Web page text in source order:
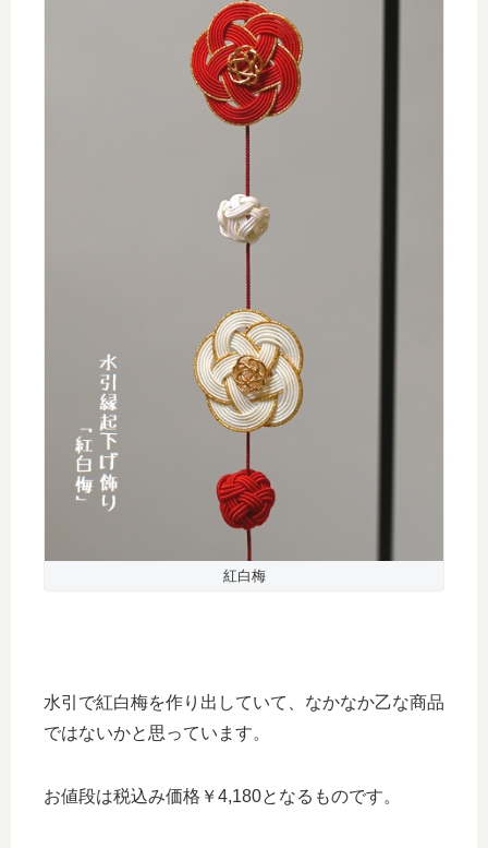
紅白梅
水引で紅白梅を作り出していて、なかなか乙な商品
ではないかと思っています。
お値段は税込み価格￥4,180となるものです。